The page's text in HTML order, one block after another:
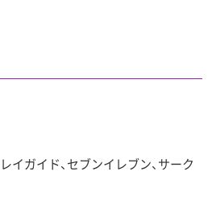
イガイド、セブンイレブン、サーク